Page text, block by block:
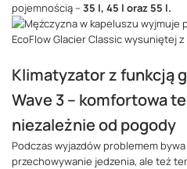
pojemnością –35 l, 45 l oraz 55 l.
Klimatyzator z funkcją
Wave 3 – komfortowa
niezależnie od pogody
Podczas wyjazdów problemem
przechowywanie jedzenia, ale też